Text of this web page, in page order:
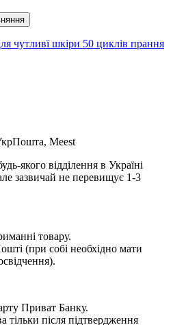
чутливї шкіри 50 циклів прання
Meest
якого відділення в Україні
зазвичай не перевищує 1-3
товару.
(при собі необхідно мати
Приват Банку.
тільки після підтвердження